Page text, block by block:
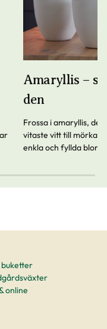
Amaryllis –
den
Frossa i amaryllis, de
vitaste vitt till
enkla och fyllda
är en fröjd. Följ våra
online